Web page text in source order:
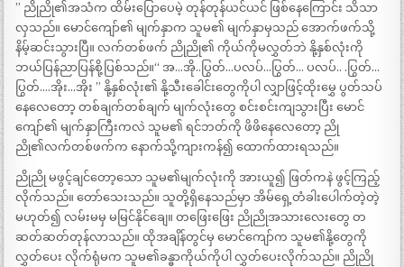
” ညိုညို၏အသံက ထိမ်းပြောပေမဲ့ တုန်တုန်ယင်ယင် ဖြစ်နေကြောင်း သိသာ
လှသည်။ မောင်ကျော်၏ မျက်နှာက သူမ၏ မျက်နှာမှသည် အောက်ဖက်သို့
နိမ့်ဆင်းသွားပြီ။ လက်တစ်ဖက် ညိုညို၏ ကိုယ်ကိုမလွှတ်ဘဲ နို့နှစ်လုံးကို
ဘယ်ပြန်ညာပြန်စို့ပြစ်သည်။“ အ…အို..ပြွတ်…ပလပ်…ပြွတ်… ပလပ်.. .ပြွတ်…
ပြွတ်….အိုး…အိုး ” နို့နှစ်လုံး၏ နို့သီးခေါင်းတွေကိုပါ လျှာဖြင့်ထိုးမွှေ ပွတ်သပ်
နေလေတော့ တစ်ချက်တစ်ချက် မျက်လုံးတွေ စင်းစင်းကျသွားပြီး မောင်
ကျော်၏ မျက်နှာကြီးကလဲ သူမ၏ ရင်ဘတ်ကို ဖိဖိနေလေတော့ ညို
ညို၏လက်တစ်ဖက်က နောက်သို့ကျားကန်၍ ထောက်ထားရသည်။
ညိုညို မဖွင့်ချင်တော့သော သူမ၏မျက်လုံးကို အားယူ၍ ဖြတ်ကနဲ ဖွင့်ကြည့်
လိုက်သည်။ တော်သေးသည်။ သူတို့ရှိနေသည်မှာ အိမ်ရှေ့တံခါးပေါက်တဲ့တဲ့
မဟုတ်၍ လမ်းမမှ မမြင်နိုင်ချေ။ တဖြေးဖြေး ညိုညိုအသားလေးတွေ တ
ဆတ်ဆတ်တုန်လာသည်။ ထိုအချိန်တွင်မှ မောင်ကျော်က သူမ၏နို့တွေကို
လွှတ်ပေး လိုက်ရုံမက သူမ၏ခန္ဓာကိုယ်ကိုပါ လွှတ်ပေးလိုက်သည်။ ညိုညို